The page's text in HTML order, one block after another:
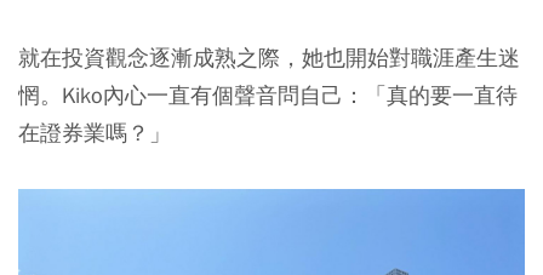
就在投資觀念逐漸成熟之際，她也開始對職涯產生迷
惘。Kiko內心一直有個聲音問自己：「真的要一直待
在證券業嗎？」